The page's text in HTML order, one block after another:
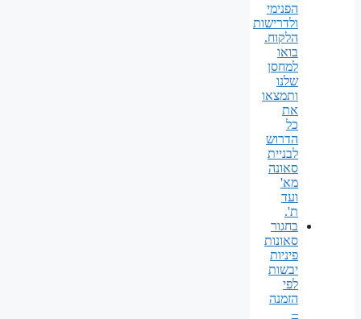
הפנימי
ולדרישות
הלקוח.
בואו
למחסן
שלנו
ותמצאו
את
כל
הדרוש
לבניית
סאונה
מא'
ועד
ת'.
בחגור
סאונות
פיניות
יבשות
לפי
הזמנה
–